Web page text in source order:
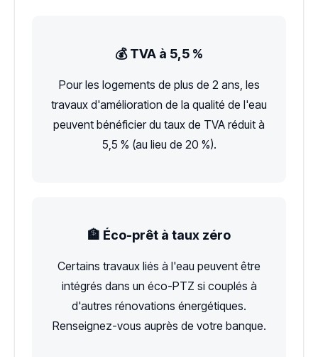
💰 TVA à 5,5 %
Pour les logements de plus de 2 ans, les
travaux d'amélioration de la qualité de l'eau
peuvent bénéficier du taux de TVA réduit à
5,5 % (au lieu de 20 %).
🏦 Éco-prêt à taux zéro
Certains travaux liés à l'eau peuvent être
intégrés dans un éco-PTZ si couplés à
d'autres rénovations énergétiques.
Renseignez-vous auprès de votre banque.